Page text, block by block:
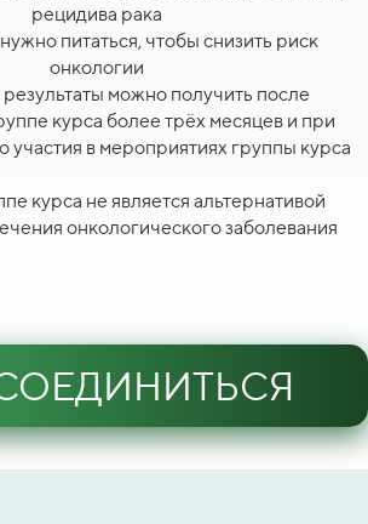
рецидива рака
питаться, чтобы снизить риск
онкологии
можно получить после
курса более трёх месяцев и при
участия в мероприятиях группы курса
курса не является альтернативой
онкологического заболевания